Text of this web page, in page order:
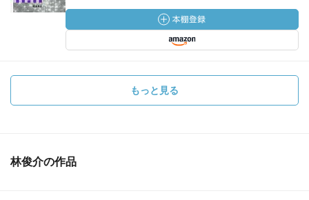
もっと見る
林俊介の作品